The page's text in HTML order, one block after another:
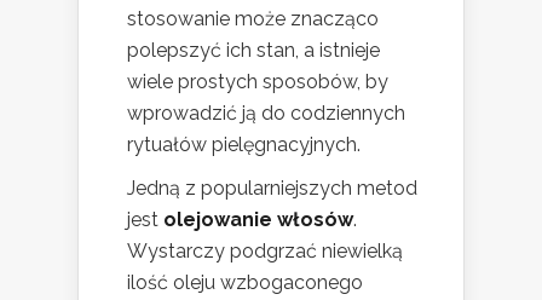
stosowanie może znacząco
polepszyć ich stan, a istnieje
wiele prostych sposobów, by
wprowadzić ją do codziennych
rytuałów pielęgnacyjnych.
Jedną z popularniejszych metod
jest olejowanie włosów.
Wystarczy podgrzać niewielką
ilość oleju wzbogaconego